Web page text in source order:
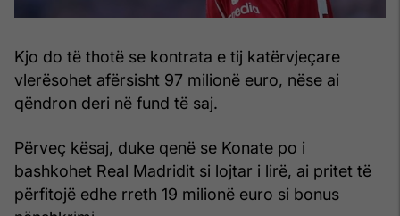
Kjo do të thotë se kontrata e tij katërvjeçare
vlerësohet afërsisht 97 milionë euro, nëse ai
qëndron deri në fund të saj.
Përveç kësaj, duke qenë se Konate po i
bashkohet Real Madridit si lojtar i lirë, ai pritet të
përfitojë edhe rreth 19 milionë euro si bonus